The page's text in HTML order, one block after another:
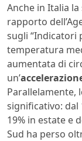
Anche in Italia
rapporto
sugli “Indicatori
temperatura
aumentata di
un’
Parallelamente,
significativo: dal
19% in estate e
Sud ha perso